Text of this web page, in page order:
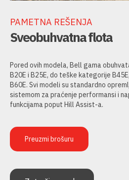
PAMETNA REŠENJA
Sveobuhvatna flota
Pored ovih modela, Bell gama
B20E i B25E, do teške kategorije
B60E. Svi modeli su standardno
sistemom za praćenje performansi i
funkcijama poput Hill Assist-a.
Preuzmi brošuru